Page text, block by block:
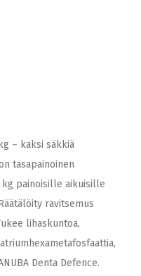
– kaksi säkkiä
tasapainoinen
painoisille aikuisille
ravitsemus
lihaskuntoa,
Denta Defence.